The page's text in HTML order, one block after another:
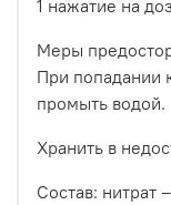
1 нажатие на
Меры
При попадании
промыть водой.
Хранить в
Состав: нитрат